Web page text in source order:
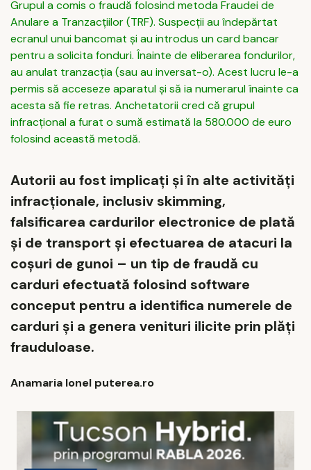
Grupul a comis o fraudă folosind metoda Fraudei de
Anulare a Tranzacțiilor (TRF). Suspecții au îndepărtat
ecranul unui bancomat și au introdus un card bancar
pentru a solicita fonduri. Înainte de eliberarea fondurilor,
au anulat tranzacția (sau au inversat-o). Acest lucru le-a
permis să acceseze aparatul și să ia numerarul înainte ca
acesta să fie retras. Anchetatorii cred că grupul
infracțional a furat o sumă estimată la 580.000 de euro
folosind această metodă.
Autorii au fost implicați și în alte activități
infracționale, inclusiv skimming,
falsificarea cardurilor electronice de plată
și de transport și efectuarea de atacuri la
coșuri de gunoi – un tip de fraudă cu
carduri efectuată folosind software
conceput pentru a identifica numerele de
carduri și a genera venituri ilicite prin plăți
frauduloase.
Anamaria Ionel puterea.ro